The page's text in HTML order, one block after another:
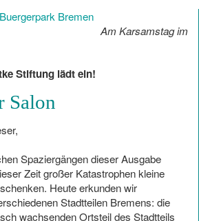
Am Karsamstag im
Stiftung lädt ein!
Salon
Spaziergängen dieser Ausgabe
Zeit großer Katastrophen kleine
Heute erkunden wir
Stadtteilen Bremens: die
wachsenden Ortsteil des Stadtteils